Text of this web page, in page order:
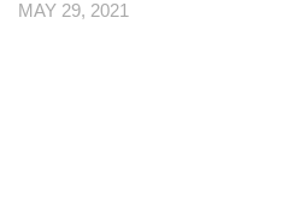
MAY 29, 2021